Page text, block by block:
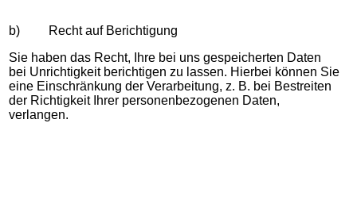
b) Recht auf Berichtigung
Sie haben das Recht, Ihre bei uns gespeicherten Daten
bei Unrichtigkeit berichtigen zu lassen. Hierbei können Sie
eine Einschränkung der Verarbeitung, z. B. bei Bestreiten
der Richtigkeit Ihrer personenbezogenen Daten,
verlangen.